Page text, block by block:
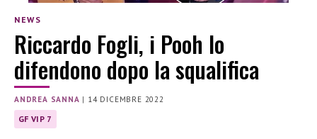
NEWS
Riccardo Fogli, i Pooh lo
difendono dopo la squalifica
ANDREA SANNA | 14 DICEMBRE 2022
GF VIP 7